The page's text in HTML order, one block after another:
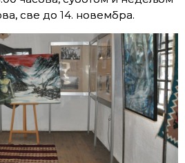
све до 14. новембра.